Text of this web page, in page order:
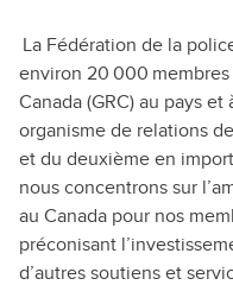
La Fédération de la
environ 20 000
Canada (GRC) au pays et
organisme de relations
et du deuxième en
nous concentrons sur
au Canada pour nos
préconisant
d’autres soutiens et